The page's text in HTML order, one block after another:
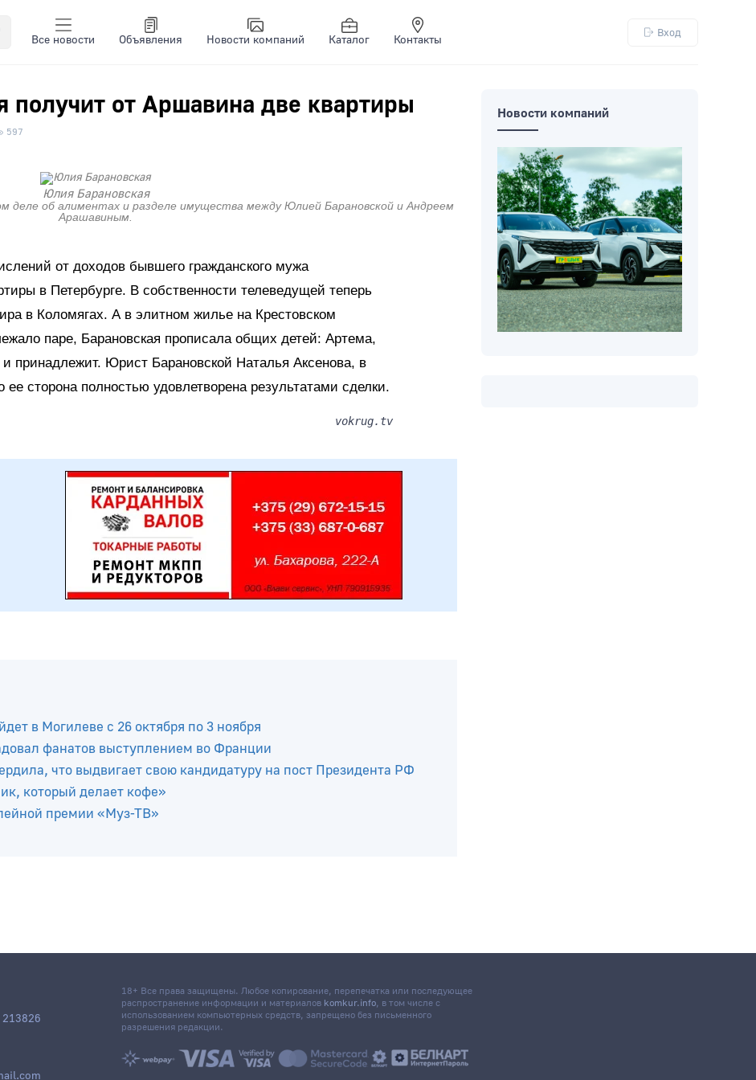
Все новости Объявления Новости компаний Каталог Контакты
Вход
получит от Аршавина две квартиры
597
Юлия Барановская
деле об алиментах и разделе имущества между Юлией Барановской и Андреем
Арашавиным.
от доходов бывшего гражданского мужа
в Петербурге. В собственности телеведущей теперь
в Коломягах. А в элитном жилье на Крестовском
паре, Барановская прописала общих детей: Артема,
принадлежит. Юрист Барановской Наталья Аксенова, в
сторона полностью удовлетворена результатами сделки.
vokrug.tv
в Могилеве с 26 октября по 3 ноября
фанатов выступлением во Франции
что выдвигает свою кандидатуру на пост Президента РФ
который делает кофе»
премии «Муз-ТВ»
Новости компаний
213826
18+ Все права защищены. Любое копирование, перепечатка или последующее
распространение информации и материалов komkur.info, в том числе с
использованием компьютерных средств, запрещено без письменного
разрешения редакции.